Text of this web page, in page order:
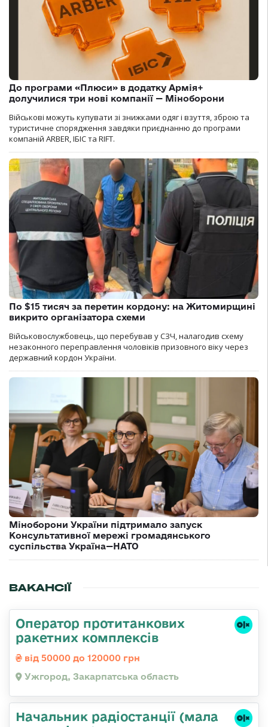
До програми «Плюси» в додатку Армія+
долучилися три нові компанії — Міноборони
Військові можуть купувати зі знижками одяг і взуття, зброю та
туристичне спорядження завдяки приєднанню до програми
компаній ARBER, ІБІС та RIFT.
По $15 тисяч за перетин кордону: на Житомирщині
викрито організатора схеми
Військовослужбовець, що перебував у СЗЧ, налагодив схему
незаконного переправлення чоловіків призовного віку через
державний кордон України.
Міноборони України підтримало запуск
Консультативної мережі громадянського
суспільства Україна—НАТО
ВАКАНСІЇ
Оператор протитанкових
ракетних комплексів
від 50000 до 120000 грн
Ужгород, Закарпатська область
Начальник pадіостанції (мала